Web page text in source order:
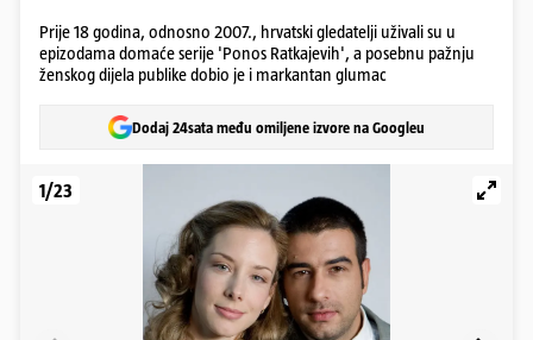
Prije 18 godina, odnosno 2007., hrvatski gledatelji uživali su u
epizodama domaće serije 'Ponos Ratkajevih', a posebnu pažnju
ženskog dijela publike dobio je i markantan glumac
Dodaj 24sata među omiljene izvore na Googleu
1/23